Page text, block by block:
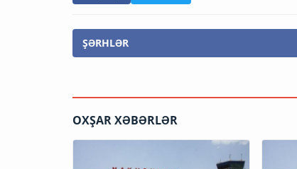
ŞƏRHLƏR
OXŞAR XƏBƏRLƏR